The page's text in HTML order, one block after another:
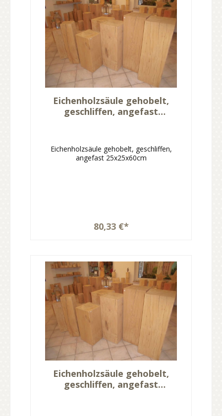
Eichenholzsäule gehobelt,
geschliffen, angefast
Eichenholzsäule gehobelt, geschliffen,
angefast 25x25x60cm
80,33 €*
Eichenholzsäule gehobelt,
geschliffen, angefast